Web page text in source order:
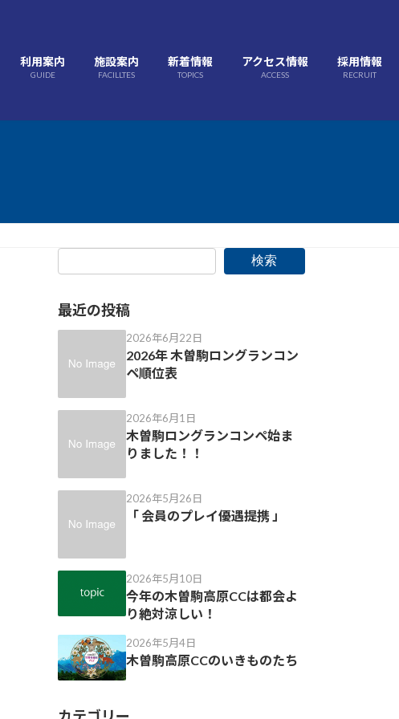
利用案内
GUIDE
施設案内
FACILLTES
新着情報
TOPICS
アクセス情報
ACCESS
採用情報
RECRUIT
検索
最近の投稿
2026年6月22日
2026年 木曽駒ロングランコン
ペ順位表
2026年6月1日
木曽駒ロングランコンペ始ま
りました！！
2026年5月26日
「 会員のプレイ優遇提携 」
2026年5月10日
今年の木曽駒高原CCは都会よ
り絶対涼しい！
2026年5月4日
木曽駒高原CCのいきものたち